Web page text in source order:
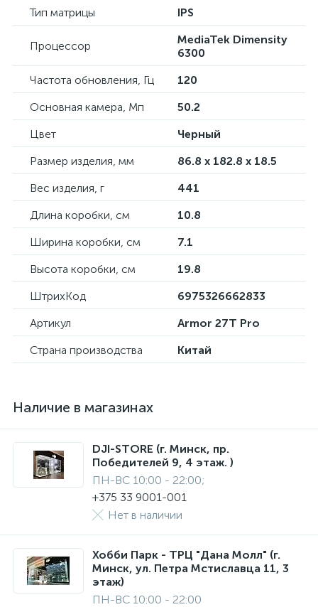
Тип матрицы IPS
Процессор
MediaTek Dimensity
6300
Частота обновления, Гц
120
Основная камера, Мп
50.2
Цвет
Черный
Размер изделия, мм
86.8 x 182.8 x 18.5
Вес изделия, г
441
Длина коробки, см
10.8
Ширина коробки, см
7.1
Высота коробки, см
19.8
ШтрихКод
6975326662833
Артикул
Armor 27T Pro
Страна производства
Китай
Наличие в магазинах
DJI-STORE (г. Минск, пр.
Победителей 9, 4 этаж. )
ПН-ВС 10:00 - 22:00;
+375 33 9001-001
Нет в наличии
Хобби Парк - ТРЦ "Дана Молл" (г.
Минск, ул. Петра Мстиславца 11, 3
этаж)
ПН-ВС 10:00 - 22:00